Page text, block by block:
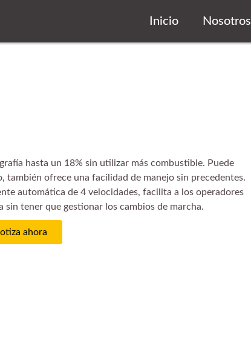
Inicio Nosotros
hasta un 18% sin utilizar más combustible. Puede
también ofrece una facilidad de manejo sin precedentes.
automática de 4 velocidades, facilita a los operadores
tener que gestionar los cambios de marcha.
ahora